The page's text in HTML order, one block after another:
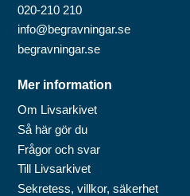
020-210 210
info@begravningar.se
begravningar.se
Mer information
Om Livsarkivet
Så här gör du
Frågor och svar
Till Livsarkivet
Sekretess, villkor, säkerhet